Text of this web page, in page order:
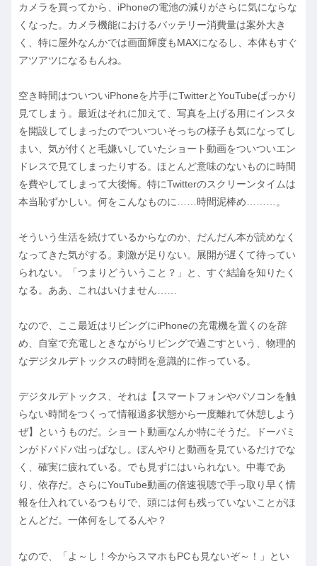
カメラを買ってから、iPhoneの電池の減りがさらに気にならな
くなった。カメラ機能におけるバッテリー消費量は案外大き
く、特に屋外なんかでは画面輝度もMAXになるし、本体もすぐ
アツアツになるもんね。
空き時間はついついiPhoneを片手にTwitterとYouTubeばっかり
見てしまう。最近はそれに加えて、写真を上げる用にインスタ
を開設してしまったのでついついそっちの様子も気になってし
まい、気が付くと毛嫌いしていたショート動画をついついエン
ドレスで見てしまったりする。ほとんど意味のないものに時間
を費やしてしまって大後悔。特にTwitterのスクリーンタイムは
本当恥ずかしい。何をこんなものに……時間泥棒め………。
そういう生活を続けているからなのか、だんだん本が読めなく
なってきた気がする。刺激が足りない。展開が遅くて待ってい
られない。「つまりどういうこと？」と、すぐ結論を知りたく
なる。ああ、これはいけません……
なので、ここ最近はリビングにiPhoneの充電機を置くのを辞
め、自室で充電しときながらリビングで過ごすという、物理的
なデジタルデトックスの時間を意識的に作っている。
デジタルデトックス、それは【スマートフォンやパソコンを触
らない時間をつくって情報過多状態から一度離れて休憩しよう
ぜ】というものだ。ショート動画なんか特にそうだ。ドーパミ
ンがドパドパ出っぱなし。ぼんやりと動画を見ているだけでな
く、確実に疲れている。でも見ずにはいられない。中毒であ
り、依存だ。さらにYouTube動画の倍速視聴で手っ取り早く情
報を仕入れているつもりで、頭には何も残っていないことがほ
とんどだ。一体何をしてるんや？
なので、「よ～し！今からスマホもPCも見ないぞ～！」とい